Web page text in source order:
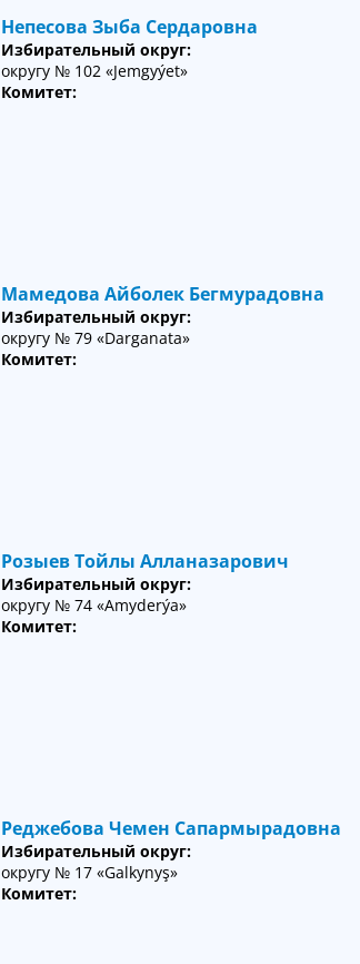
Непесова Зыба Сердаровна
Избирательный округ:
округу № 102 «Jemgyýet»
Комитет:
Мамедова Айболек Бегмурадовна
Избирательный округ:
округу № 79 «Darganata»
Комитет:
Розыев Тойлы Алланазарович
Избирательный округ:
округу № 74 «Amyderýa»
Комитет:
Реджебова Чемен Сапармырадовна
Избирательный округ:
округу № 17 «Galkynyş»
Комитет: